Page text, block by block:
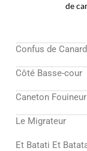
de
Confus de Canard
Côté Basse-cour
Caneton Fouineur
Le Migrateur
Et Batati Et